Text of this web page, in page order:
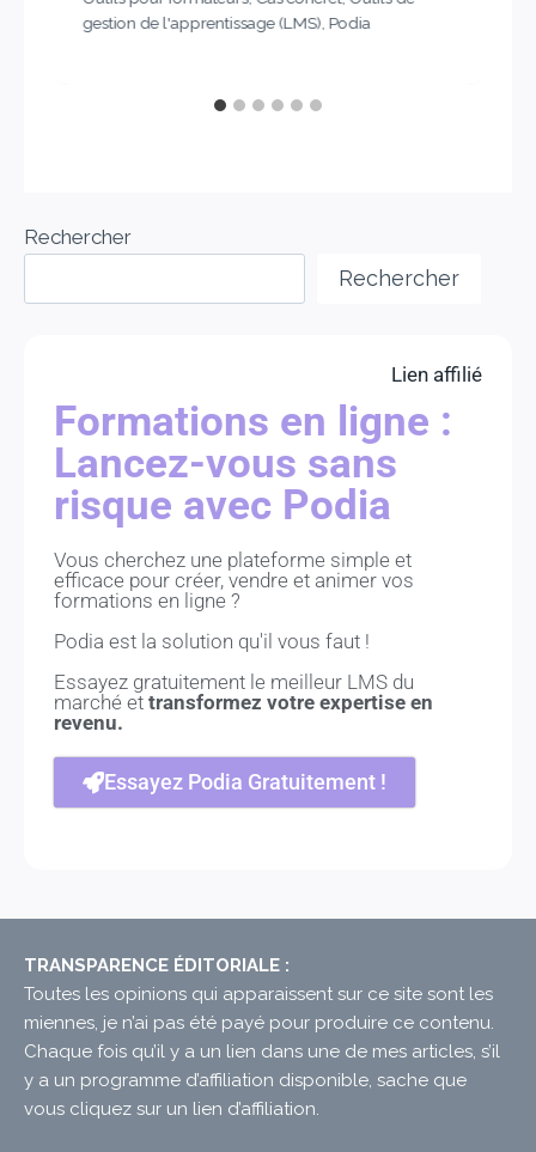
gestion de l'apprentissage (LMS) Podia
Rechercher
Rechercher
Lien affilié
Formations en ligne :
Lancez-vous sans
risque avec Podia
Vous cherchez une plateforme simple et
efficace pour créer, vendre et animer vos
formations en ligne ?
Podia est la solution qu'il vous faut !
Essayez gratuitement le meilleur LMS du
marché ettransformez votre expertise en
revenu.
Essayez Podia Gratuitement !
TRANSPARENCE ÉDITORIALE :
Toutes les opinions qui apparaissent sur ce site sont les
miennes, je n’ai pas été payé pour produire ce contenu.
Chaque fois qu’il y a un lien dans une de mes articles, s’il
y a un programme d’affiliation disponible, sache que
vous cliquez sur un lien d’affiliation.